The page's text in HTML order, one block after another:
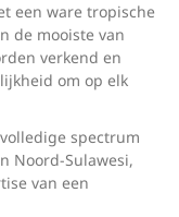
een ware tropische
de mooiste van
verkend en
om op elk
spectrum
Noord-Sulawesi,
van een